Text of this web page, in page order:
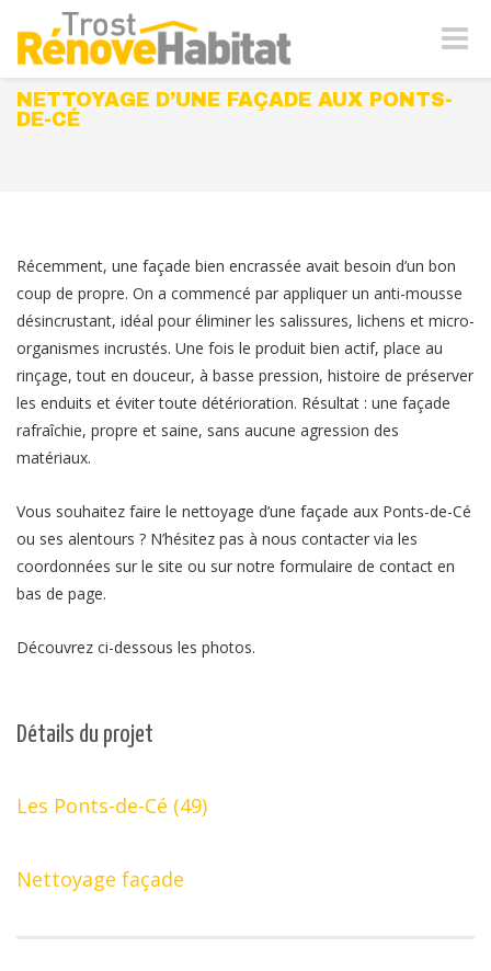
-
NETTOYAGE D’UNE FAÇADE AUX PONTS-
DE-CÉ
Récemment, une façade bien encrassée avait besoin d’un bon
coup de propre. On a commencé par appliquer un anti-mousse
désincrustant, idéal pour éliminer les salissures, lichens et micro-
organismes incrustés. Une fois le produit bien actif, place au
rinçage, tout en douceur, à basse pression, histoire de préserver
les enduits et éviter toute détérioration. Résultat : une façade
rafraîchie, propre et saine, sans aucune agression des
matériaux.
Vous souhaitez faire le nettoyage d’une façade aux Ponts-de-Cé
ou ses alentours ? N’hésitez pas à nous contacter via les
coordonnées sur le site ou sur notre formulaire de contact en
bas de page.
Découvrez ci-dessous les photos.
Détails du projet
Les Ponts-de-Cé (49)
Nettoyage façade